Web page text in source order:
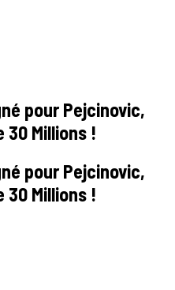
pour Pejcinovic,
30 Millions !
pour Pejcinovic,
30 Millions !